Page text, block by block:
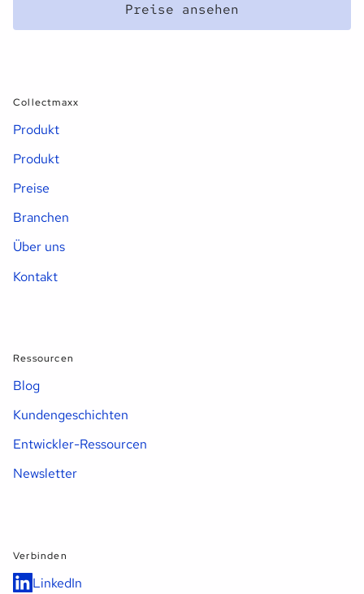
Preise ansehen
Collectmaxx
Produkt
Produkt
Preise
Branchen
Über uns
Kontakt
Ressourcen
Blog
Kundengeschichten
Entwickler-Ressourcen
Newsletter
Verbinden
LinkedIn